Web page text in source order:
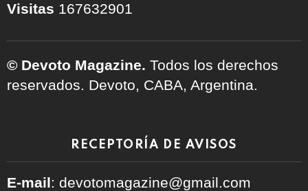
Visitas 167632901
© Devoto Magazine. Todos los derechos
reservados. Devoto, CABA, Argentina.
RECEPTORÍA DE AVISOS
E-mail: devotomagazine@gmail.com